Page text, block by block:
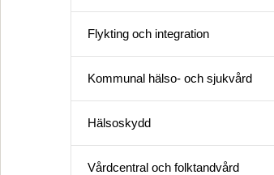
Flykting och integration
Kommunal hälso- och sjukvård
Hälsoskydd
Vårdcentral och folktandvård